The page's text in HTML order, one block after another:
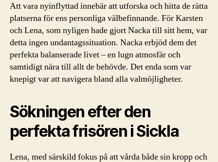
Att vara nyinflyttad innebär att utforska och hitta de rätta
platserna för ens personliga välbefinnande. För Karsten
och Lena, som nyligen hade gjort Nacka till sitt hem, var
detta ingen undantagssituation. Nacka erbjöd dem det
perfekta balanserade livet – en lugn atmosfär och
samtidigt nära till allt de behövde. Det enda som var
knepigt var att navigera bland alla valmöjligheter.
Sökningen efter den
perfekta frisören i Sickla
Lena, med särskild fokus på att vårda både sin kropp och